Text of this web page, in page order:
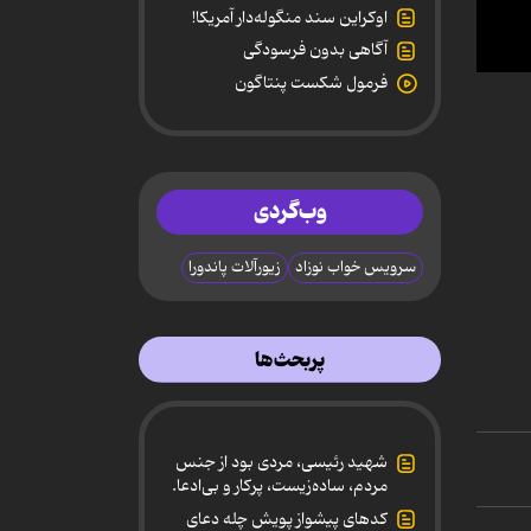
0
اوکراین سند منگوله‌دار آمریکا!
آگاهی بدون فرسودگی
فرمول شکست پنتاگون
وب‌گردی
سرویس خواب نوزاد زیورآلات پاندورا
پربحث‌ها
شهید رئیسی، مردی بود از جنس
مردم، ساده‌زیست، پرکار و بی‌ادعا.
کدهای پیشواز پویش چله دعای